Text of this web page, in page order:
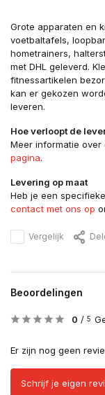
Grote apparaten en
voetbaltafels,
hometrainers,
met DHL geleverd.
fitnessartikelen
kan er gekozen
leveren.
Hoe verloopt de
Meer informatie
pagina.
Levering op maat
Heb je een
contact met ons op
Vergelijk
Beoordelingen
0 / 5
Er zijn nog geen
Schrijf je eigen